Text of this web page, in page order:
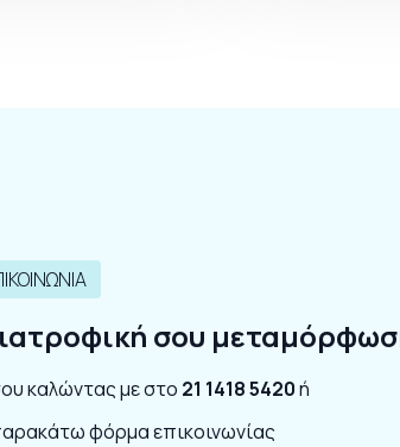
σου
καλώντας με στο 21 1418 5420ή
φόρμα επικοινωνίας